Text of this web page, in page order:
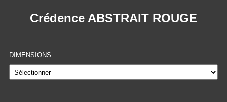
Crédence ABSTRAIT ROUGE
DIMENSIONS :